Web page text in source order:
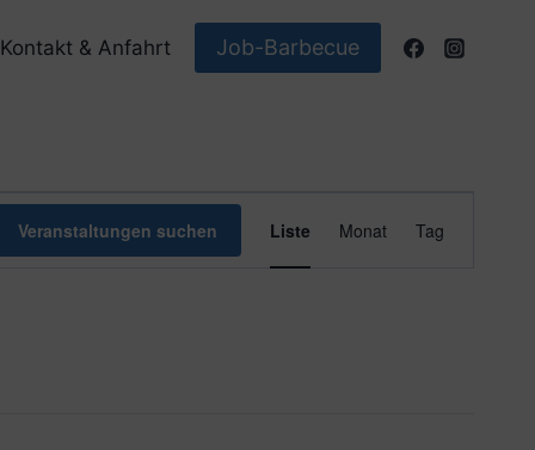
Kontakt & Anfahrt Job-Barbecue
Veranstaltungen suchen Liste Monat Tag